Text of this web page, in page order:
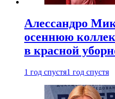
Алессандро
осеннюю
в красной
1 год спустя1 год спустя